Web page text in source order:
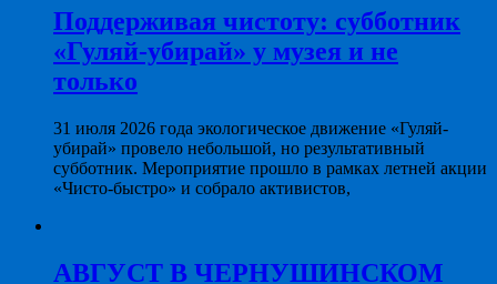
Поддерживая чистоту: субботник
«Гуляй-убирай» у музея и не
только
31 июля 2026 года экологическое движение «Гуляй-
убирай» провело небольшой, но результативный
субботник. Мероприятие прошло в рамках летней акции
«Чисто-быстро» и собрало активистов,
АВГУСТ В ЧЕРНУШИНСКОМ